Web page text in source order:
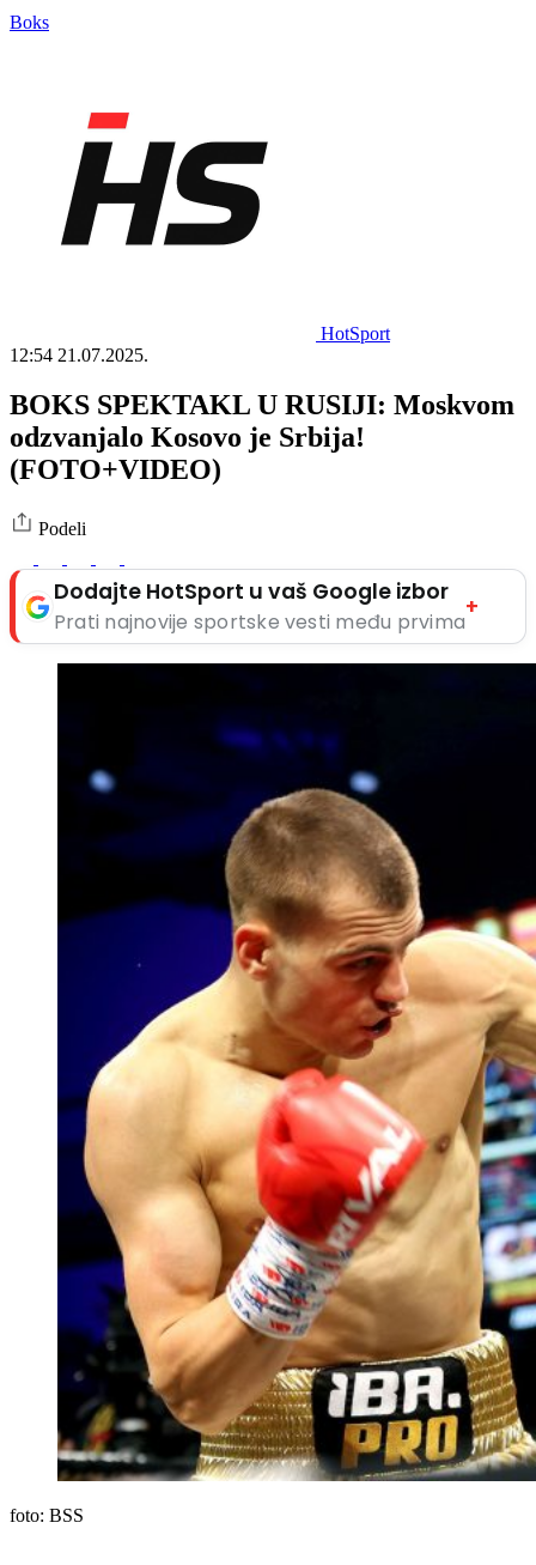
Boks
HotSport
12:54 21.07.2025.
BOKS SPEKTAKL U RUSIJI: Moskvom
odzvanjalo Kosovo je Srbija!
(FOTO+VIDEO)
Podeli
Dodajte HotSport u vaš Google izbor
Prati najnovije sportske vesti među prvima
+
foto: BSS